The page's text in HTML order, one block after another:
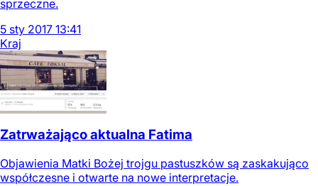
sprzeczne.
5 sty 2017 13:41
Kraj
Zatrważająco aktualna Fatima
Objawienia Matki Bożej trojgu pastuszków są zaskakująco
współczesne i otwarte na nowe interpretacje.